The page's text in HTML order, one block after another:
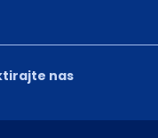
nas